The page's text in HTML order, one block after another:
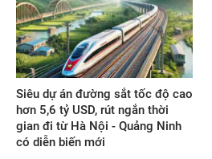
Siêu dự án đường sắt tốc độ cao
hơn 5,6 tỷ USD, rút ngắn thời
gian đi từ Hà Nội - Quảng Ninh
có diễn biến mới